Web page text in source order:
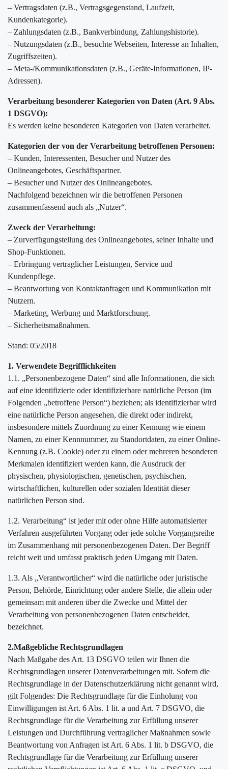
– Vertragsdaten (z.B., Vertragsgegenstand, Laufzeit,
Kundenkategorie).
– Zahlungsdaten (z.B., Bankverbindung, Zahlungshistorie).
– Nutzungsdaten (z.B., besuchte Webseiten, Interesse an Inhalten,
Zugriffszeiten).
– Meta-/Kommunikationsdaten (z.B., Geräte-Informationen, IP-
Adressen).
Verarbeitung besonderer Kategorien von Daten (Art. 9 Abs.
1 DSGVO):
Es werden keine besonderen Kategorien von Daten verarbeitet.
Kategorien der von der Verarbeitung betroffenen Personen:
– Kunden, Interessenten, Besucher und Nutzer des
Onlineangebotes, Geschäftspartner.
– Besucher und Nutzer des Onlineangebotes.
Nachfolgend bezeichnen wir die betroffenen Personen
zusammenfassend auch als „Nutzer“.
Zweck der Verarbeitung:
– Zurverfügungstellung des Onlineangebotes, seiner Inhalte und
Shop-Funktionen.
– Erbringung vertraglicher Leistungen, Service und
Kundenpflege.
– Beantwortung von Kontaktanfragen und Kommunikation mit
Nutzern.
– Marketing, Werbung und Marktforschung.
– Sicherheitsmaßnahmen.
Stand: 05/2018
1. Verwendete Begrifflichkeiten
1.1. „Personenbezogene Daten“ sind alle Informationen, die sich
auf eine identifizierte oder identifizierbare natürliche Person (im
Folgenden „betroffene Person“) beziehen; als identifizierbar wird
eine natürliche Person angesehen, die direkt oder indirekt,
insbesondere mittels Zuordnung zu einer Kennung wie einem
Namen, zu einer Kennnummer, zu Standortdaten, zu einer Online-
Kennung (z.B. Cookie) oder zu einem oder mehreren besonderen
Merkmalen identifiziert werden kann, die Ausdruck der
physischen, physiologischen, genetischen, psychischen,
wirtschaftlichen, kulturellen oder sozialen Identität dieser
natürlichen Person sind.
1.2. Verarbeitung“ ist jeder mit oder ohne Hilfe automatisierter
Verfahren ausgeführten Vorgang oder jede solche Vorgangsreihe
im Zusammenhang mit personenbezogenen Daten. Der Begriff
reicht weit und umfasst praktisch jeden Umgang mit Daten.
1.3. Als „Verantwortlicher“ wird die natürliche oder juristische
Person, Behörde, Einrichtung oder andere Stelle, die allein oder
gemeinsam mit anderen über die Zwecke und Mittel der
Verarbeitung von personenbezogenen Daten entscheidet,
bezeichnet.
2.Maßgebliche Rechtsgrundlagen
Nach Maßgabe des Art. 13 DSGVO teilen wir Ihnen die
Rechtsgrundlagen unserer Datenverarbeitungen mit. Sofern die
Rechtsgrundlage in der Datenschutzerklärung nicht genannt wird,
gilt Folgendes: Die Rechtsgrundlage für die Einholung von
Einwilligungen ist Art. 6 Abs. 1 lit. a und Art. 7 DSGVO, die
Rechtsgrundlage für die Verarbeitung zur Erfüllung unserer
Leistungen und Durchführung vertraglicher Maßnahmen sowie
Beantwortung von Anfragen ist Art. 6 Abs. 1 lit. b DSGVO, die
Rechtsgrundlage für die Verarbeitung zur Erfüllung unserer